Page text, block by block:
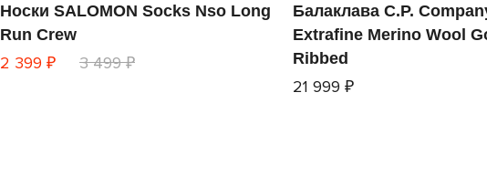
Носки SALOMON Socks Nso Long
Run Crew
2 399 ₽ 3 499 ₽
Балаклава C.P.
Extrafine Merino Wool
Ribbed
21 999 ₽